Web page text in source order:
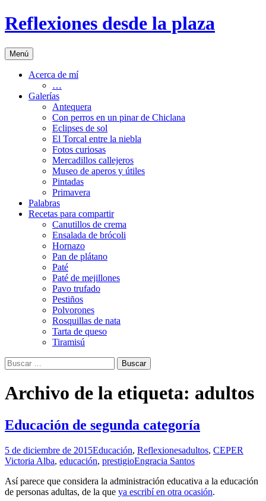
Saltar
al
Reflexiones desde la plaza
Menú
Acerca de mí
…
Galerías
Antequera
Con perros en un pinar de Chiclana
Eclipses de sol
El Torcal entre la niebla
Fotos curiosas
Mercadillos callejeros
Museo de aperos y útiles
Pintadas
Primavera
Palabras
Recetas para compartir
Canutillos de crema
Ensalada de brócoli
Hornazo
Pan de plátano
Paté
Paté de mejillones
Pavo trufado
Pestiños
Polvorones
Rosquillas de nata
Tarta de queso
Tiramisú
Buscar:
Archivo de la etiqueta: adultos
Educación de segunda categoría
5 de diciembre de 2015Educación, Reflexionesadultos, CEPER
Victoria Alba, educación, prestigioEngracia Santos
Así parece que considera la administración educativa a la educación
de personas adultas, de la que ya escribí en otra ocasión.